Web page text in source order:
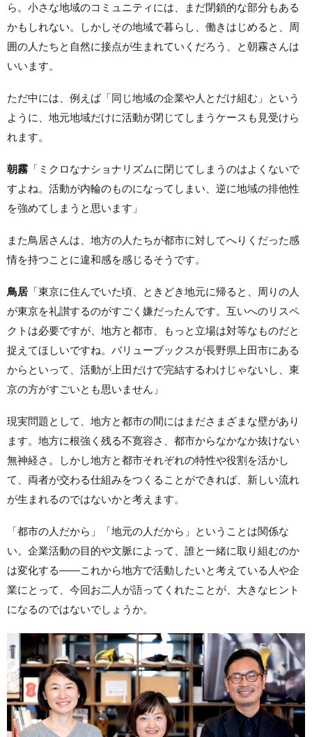
ら。小さな地域のコミュニティには、まだ閉鎖的な部分もある
かもしれない。しかしその地域で暮らし、働きはじめると、周
囲の人たちと自然に接点が生まれていくだろう、と朝霧さんは
いいます。
ただ中には、例えば「同じ地域の企業や人とだけ組む」という
ように、地元地域だけに活動が閉じてしまうケースも見受けら
れます。
朝霧 「ミクロなナショナリズムに閉じてしまうのはよくないで
すよね。活動が内輪のものになってしまい、逆に地域の排他性
を強めてしまうと思います」
また鳥居さんは、地方の人たちが都市に対してへりくだった感
情を持つことに違和感を感じるそうです。
鳥居 「東京に住んでいた頃、ときどき地元に帰ると、周りの人
が東京を礼讃するのがすごく嫌だったんです。互いへのリスペ
クトは必要ですが、地方と都市、もっと立場は対等なものだと
捉えてほしいですね。バリューブックスが長野県上田市にある
からといって、活動が上田だけで完結するわけじゃないし、東
京の方がすごいとも思いません」
現実問題として、地方と都市の間にはまださまざまな壁があり
ます。地方に根強く残る不寛容さ、都市からなかなか抜けない
無神経さ。しかし地方と都市それぞれの特性や役割を活かし
て、両者が交わる仕組みをつくることができれば、新しい流れ
が生まれるのではないかと考えます。
「都市の人だから」「地元の人だから」ということは関係な
い。企業活動の目的や文脈によって、誰と一緒に取り組むのか
は変化する——これから地方で活動したいと考えている人や企
業にとって、今回お二人が語ってくれたことが、大きなヒント
になるのではないでしょうか。